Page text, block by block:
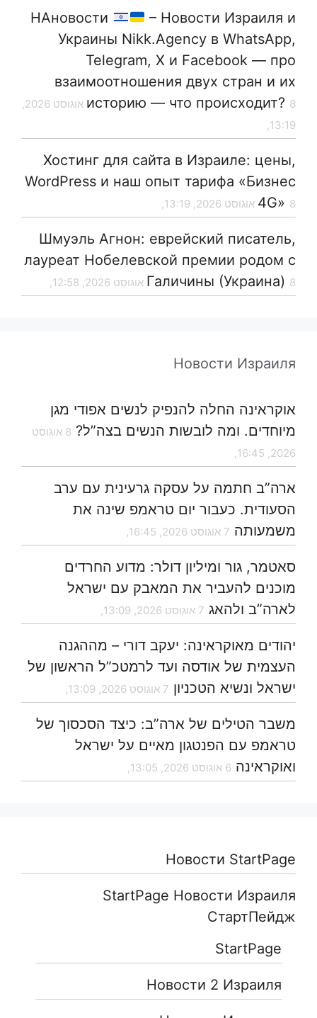
НАновости
– Новости Израиля и
Украины Nikk.Agency в WhatsApp,
Telegram, X и Facebook — про
взаимоотношения двух стран и их
историю — что происходит?
8 אוגוסט 2026,
13:19,
Хостинг для сайта в Израиле: цены,
WordPress и наш опыт тарифа «Бизнес
4G» 8 אוגוסט 2026, 13:19,
Шмуэль Агнон: еврейский писатель,
лауреат Нобелевской премии родом с
Галичины (Украина) 8 אוגוסט 2026, 12:58,
Новости Израиля
אוקראינה החלה להנפיק לנשים אפודי מגן
מיוחדים. ומה לובשות הנשים בצה”ל?
8 אוגוסט
2026, 16:45,
ארה”ב חתמה על עסקה גרעינית עם ערב
הסעודית. כעבור יום טראמפ שינה את
משמעותה 7 אוגוסט 2026, 16:45,
סאטמר, גור ומיליון דולר: מדוע החרדים
מוכנים להעביר את המאבק עם ישראל
לארה”ב ולהאג 7 אוגוסט 2026, 13:09,
יהודים מאוקראינה: יעקב דורי – מההגנה
העצמית של אודסה ועד לרמטכ”ל הראשון של
ישראל ונשיא הטכניון 7 אוגוסט 2026, 13:09,
משבר הטילים של ארה”ב: כיצד הסכסוך של
טראמפ עם הפנטגון מאיים על ישראל
ואוקראינה 6 אוגוסט 2026, 13:05,
Новости StartPage
StartPage Новости Израиля
СтартПейдж
StartPage
Новости 2 Израиля